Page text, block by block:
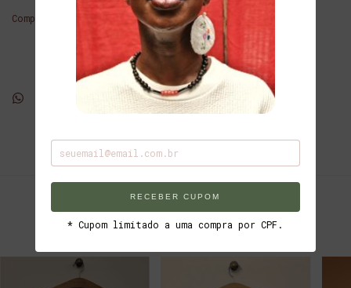
RECEBER CUPOM
* Cupom limitado a uma compra por CPF.
Composição 100% algodão
Produtos similares